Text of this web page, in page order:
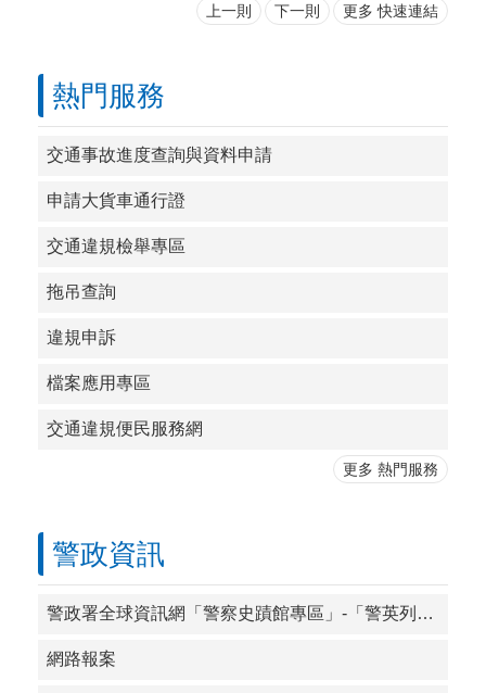
上一則 下一則 更多 快速連結
熱門服務
交通事故進度查詢與資料申請
申請大貨車通行證
交通違規檢舉專區
拖吊查詢
違規申訴
檔案應用專區
交通違規便民服務網
更多 熱門服務
警政資訊
警政署全球資訊網「警察史蹟館專區」-「警英列傳」
網路報案